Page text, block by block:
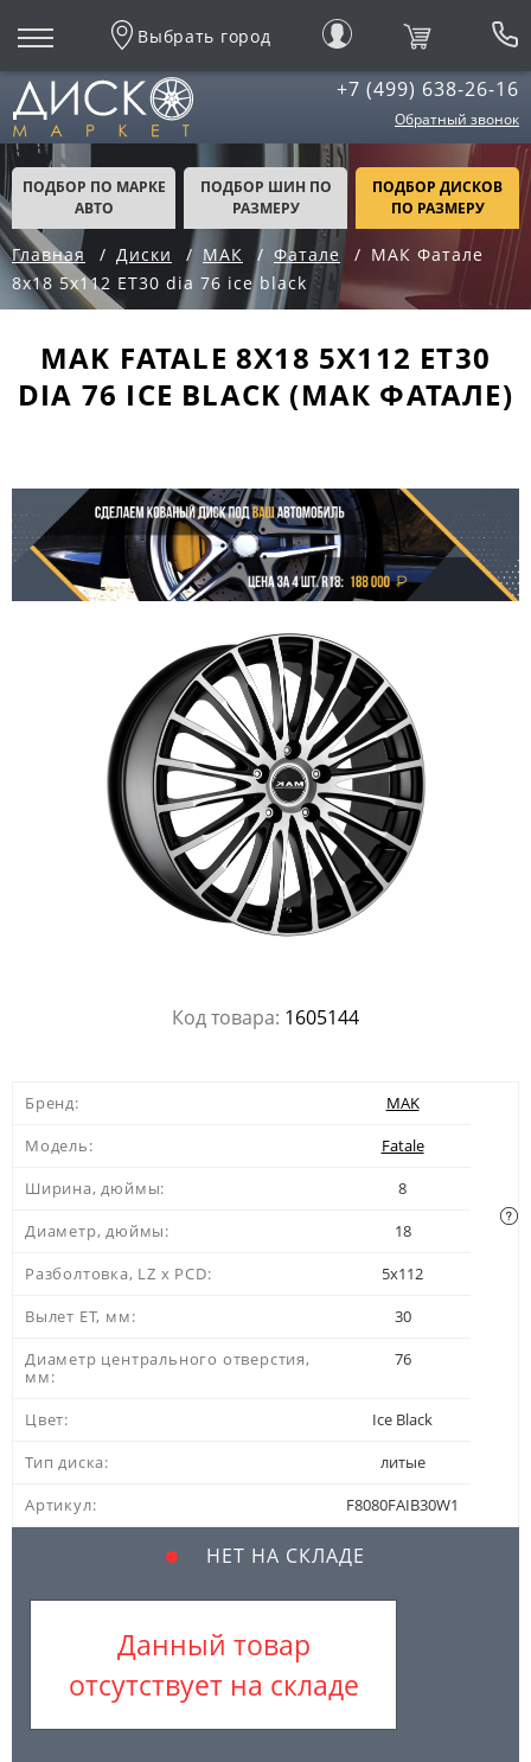
Выбрать город
+7 (499) 638-26-16
Обратный звонок
ПОДБОР ПО МАРКЕ
АВТО
ПОДБОР ШИН ПО
РАЗМЕРУ
ПОДБОР ДИСКОВ
ПО РАЗМЕРУ
Главная Диски МАК Фатале
МАК Фатале
8x18 5x112 ET30 dia 76 ice black
MAK FATALE 8X18 5X112 ET30
DIA 76 ICE BLACK (МАК ФАТАЛЕ)
Код товара: 1605144
Бренд:
MAK
Модель:
Fatale
Ширина, дюймы:
8
Диаметр, дюймы:
18
Разболтовка, LZ x PCD:
5x112
Вылет ЕТ, мм:
30
Диаметр центрального отверстия,
мм:
76
Цвет:
Ice Black
Тип диска:
литые
Артикул:
F8080FAIB30W1
НЕТ НА СКЛАДЕ
Данный товар
отсутствует на складе